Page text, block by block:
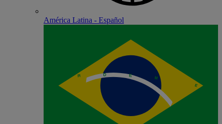
América Latina - Español